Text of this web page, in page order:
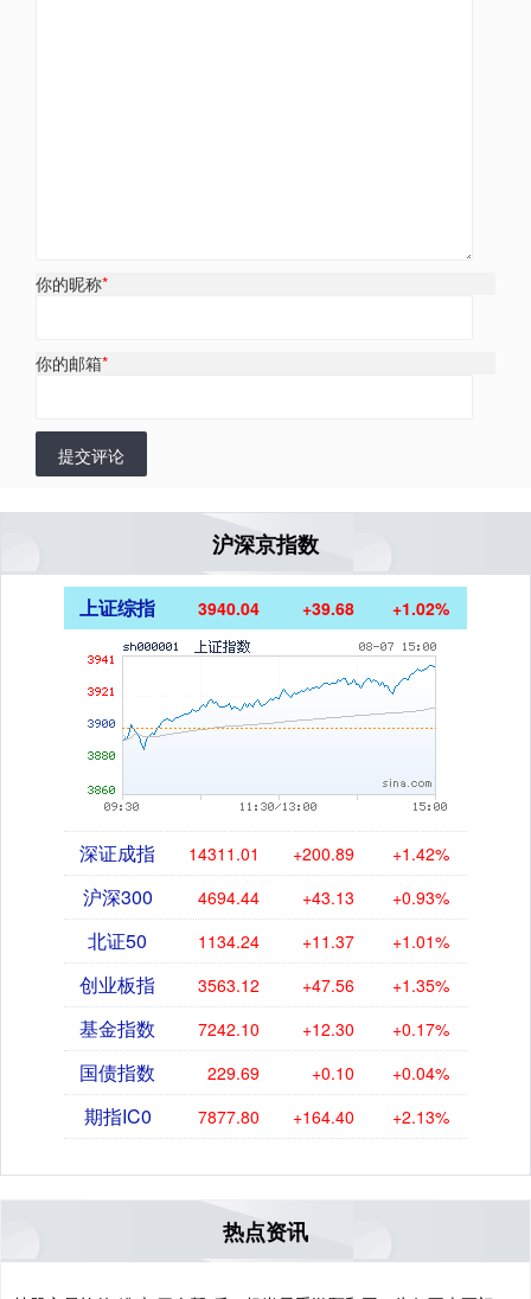
你的昵称*
你的邮箱*
提交评论
沪深京指数
上证综指 3940.04 +39.68 +1.02%
深证成指 14311.01 +200.89 +1.42%
沪深300 4694.44 +43.13 +0.93%
北证50 1134.24 +11.37 +1.01%
创业板指 3563.12 +47.56 +1.35%
基金指数 7242.10 +12.30 +0.17%
国债指数 229.69 +0.10 +0.04%
期指IC0 7877.80 +164.40 +2.13%
热点资讯